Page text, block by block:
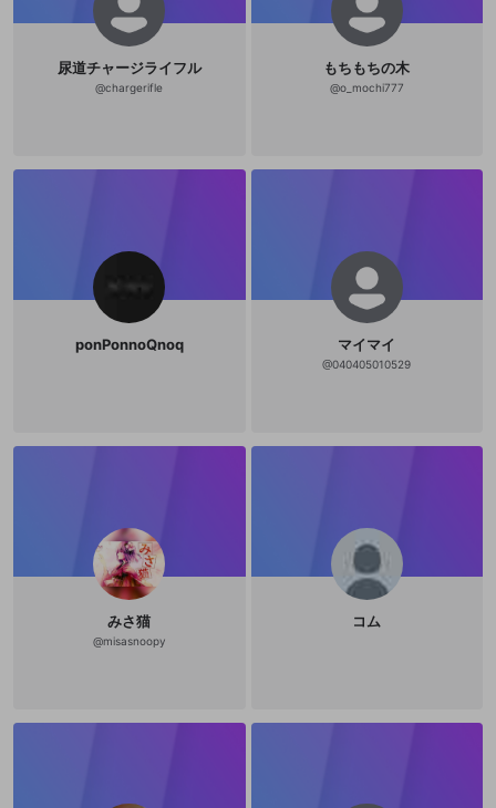
尿道チャージライフル
@chargerifle
もちもちの木
@o_mochi777
ponPonnoQnoq マイマイ
@040405010529
みさ猫
@misasnoopy
コム